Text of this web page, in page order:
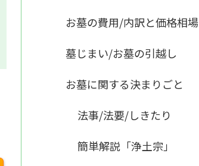
お墓の費用/内訳と価格相場
墓じまい/お墓の引越し
お墓に関する決まりごと
法事/法要/しきたり
簡単解説「浄土宗」